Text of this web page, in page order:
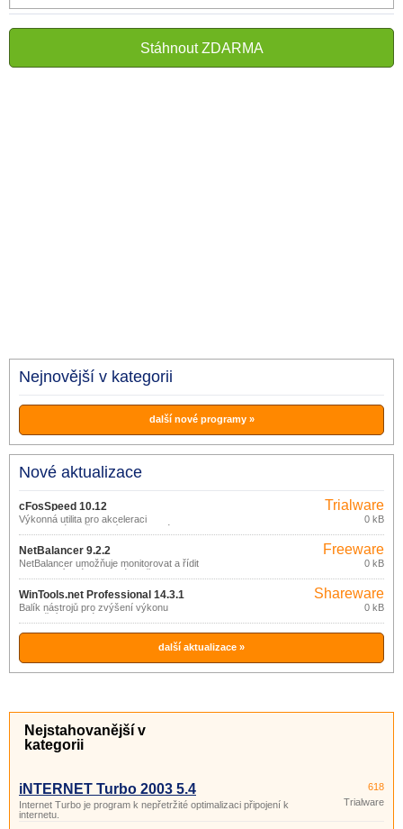
Stáhnout ZDARMA
Nejnovější v kategorii
další nové programy »
Nové aktualizace
cFosSpeed 10.12
Výkonná utilita pro akceleraci
internetového připojení realizovaného
prostřednictvím DSL, kabelu, ISDN.
Trialware
0 kB
NetBalancer 9.2.2
NetBalancer umožňuje monitorovat a řídit
rychlost síťového datového přenosu
jednotlivých aplikací.
Freeware
0 kB
WinTools.net Professional 14.3.1
Balík nástrojů pro zvýšení výkonu
operačního systému.
Shareware
0 kB
další aktualizace »
Nejstahovanější v
kategorii
iNTERNET Turbo 2003 5.4
Internet Turbo je program k nepřetržité optimalizaci připojení k
internetu.
618
Trialware